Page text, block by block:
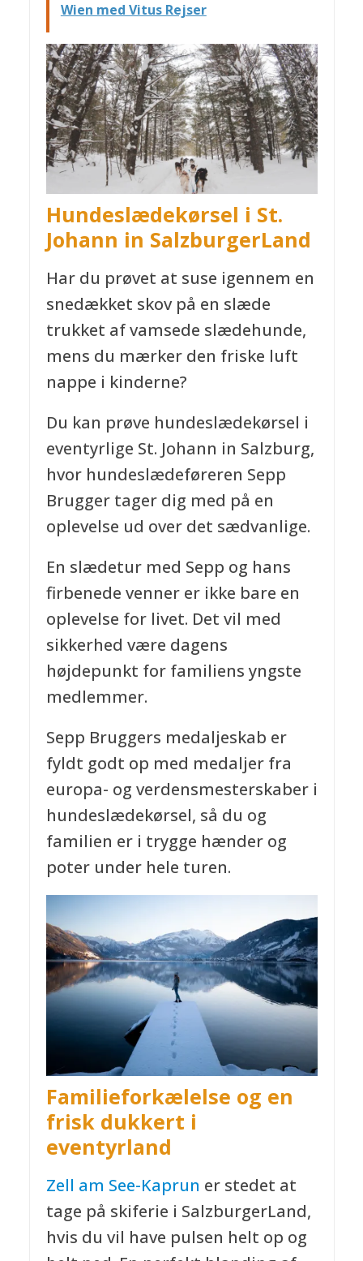
Wien med Vitus Rejser
Hundeslædekørsel i St.
Johann in SalzburgerLand
Har du prøvet at suse igennem en
snedækket skov på en slæde
trukket af vamsede slædehunde,
mens du mærker den friske luft
nappe i kinderne?
Du kan prøve hundeslædekørsel i
eventyrlige St. Johann in Salzburg,
hvor hundeslædeføreren Sepp
Brugger tager dig med på en
oplevelse ud over det sædvanlige.
En slædetur med Sepp og hans
firbenede venner er ikke bare en
oplevelse for livet. Det vil med
sikkerhed være dagens
højdepunkt for familiens yngste
medlemmer.
Sepp Bruggers medaljeskab er
fyldt godt op med medaljer fra
europa- og verdensmesterskaber i
hundeslædekørsel, så du og
familien er i trygge hænder og
poter under hele turen.
Familieforkælelse og en
frisk dukkert i
eventyrland
Zell am See-Kaprun er stedet at
tage på skiferie i SalzburgerLand,
hvis du vil have pulsen helt op og